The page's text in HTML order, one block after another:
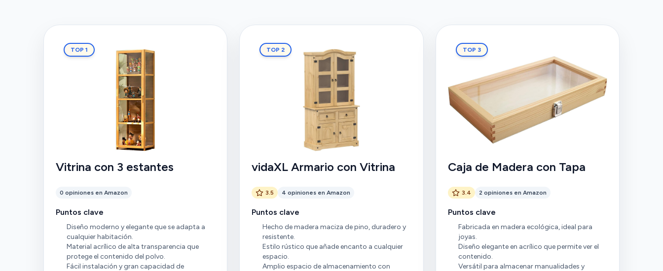
TOP 1
Vitrina con 3 estantes
0 opiniones en Amazon
Puntos clave
Diseño moderno y elegante que se adapta a
cualquier habitación.
Material acrílico de alta transparencia que
protege el contenido del polvo.
Fácil instalación y gran capacidad de
TOP 2
vidaXL Armario con Vitrina
3.5 4 opiniones en Amazon
Puntos clave
Hecho de madera maciza de pino, duradero y
resistente.
Estilo rústico que añade encanto a cualquier
espacio.
Amplio espacio de almacenamiento con
TOP 3
Caja de Madera con Tapa
3.4 2 opiniones en Amazon
Puntos clave
Fabricada en madera ecológica, ideal para
joyas.
Diseño elegante en acrílico que permite ver el
contenido.
Versátil para almacenar manualidades y